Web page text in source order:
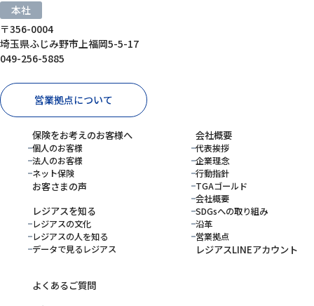
本社
〒356-0004
埼玉県ふじみ野市上福岡5-5-17
049-256-5885
営業拠点について
保険をお考えのお客様へ
個人のお客様
法人のお客様
ネット保険
お客さまの声
レジアスを知る
レジアスの文化
レジアスの人を知る
データで見るレジアス
会社概要
代表挨拶
企業理念
行動指針
TGAゴールド
会社概要
SDGsへの取り組み
沿革
営業拠点
レジアスLINEアカウント
よくあるご質問